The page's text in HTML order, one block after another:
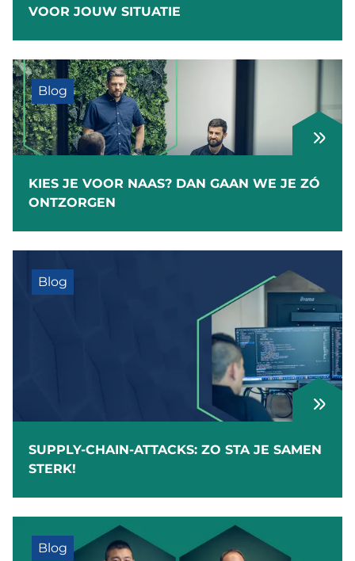
VOOR JOUW SITUATIE
Blog
KIES JE VOOR NAAS? DAN GAAN WE JE ZÓ
ONTZORGEN
Blog
SUPPLY-CHAIN-ATTACKS: ZO STA JE SAMEN
STERK!
Blog